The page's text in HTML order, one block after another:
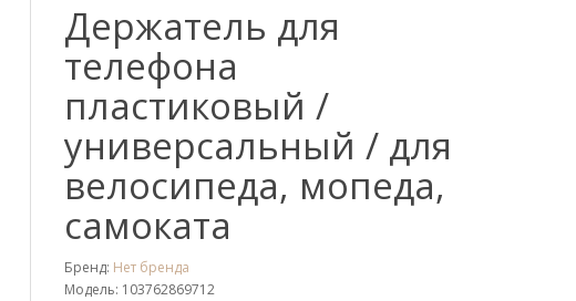
Держатель для
телефона
пластиковый /
универсальный / для
велосипеда, мопеда,
самоката
Бренд: Нет бренда
Модель: 103762869712